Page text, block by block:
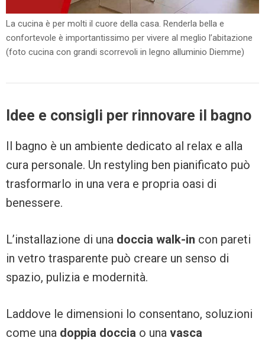
La cucina è per molti il cuore della casa. Renderla bella e
confortevole è importantissimo per vivere al meglio l’abitazione
(foto cucina con grandi scorrevoli in legno alluminio Diemme)
Idee e consigli per rinnovare il bagno
Il bagno è un ambiente dedicato al relax e alla
cura personale. Un restyling ben pianificato può
trasformarlo in una vera e propria oasi di
benessere.
L’installazione di una doccia walk-in con pareti
in vetro trasparente può creare un senso di
spazio, pulizia e modernità.
Laddove le dimensioni lo consentano, soluzioni
come una doppia doccia o una vasca